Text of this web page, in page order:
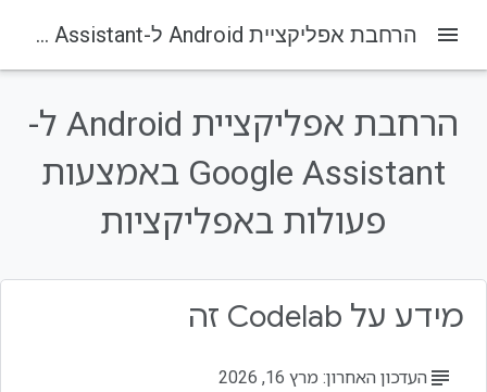
בדף הזה
מה תפַתחו
דרישות מוקדמות
menu הרחבת אפליקציית Android ל-Google Assistant באמצעות פעולות באפליקציות
הרחבת אפליקציית Android ל-
Google Assistant באמצעות
פעולות באפליקציות
מידע על Codelab זה
subject העדכון האחרון: מרץ 16, 2026